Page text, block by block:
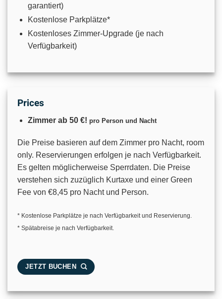
garantiert)
Kostenlose Parkplätze*
Kostenloses Zimmer-Upgrade (je nach
Verfügbarkeit)
Prices
Zimmer ab 50 €! pro Person und Nacht
Die Preise basieren auf dem Zimmer pro Nacht, room
only. Reservierungen erfolgen je nach Verfügbarkeit.
Es gelten möglicherweise Sperrdaten. Die Preise
verstehen sich zuzüglich Kurtaxe und einer Green
Fee von €8,45 pro Nacht und Person.
* Kostenlose Parkplätze je nach Verfügbarkeit und Reservierung.
* Spätabreise je nach Verfügbarkeit.
JETZT BUCHEN